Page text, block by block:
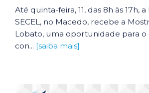
Até quinta-feira, 11, das 8h às 17h,
SECEL, no Macedo, recebe a
Lobato, uma oportunidade para
con... [saiba mais]